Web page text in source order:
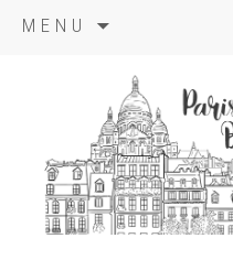
MENU
principal